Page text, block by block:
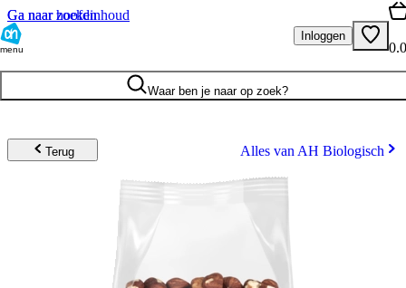
Ga naar hoofdinhoud
Ga naar zoeken
menu
Inloggen
Waar ben je naar op zoek?
Terug Alles van AH Biologisch